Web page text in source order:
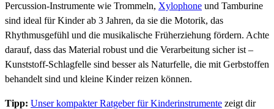
Percussion-Instrumente wie Trommeln, Xylophone und Tamburine
sind ideal für Kinder ab 3 Jahren, da sie die Motorik, das
Rhythmusgefühl und die musikalische Früherziehung fördern. Achte
darauf, dass das Material robust und die Verarbeitung sicher ist –
Kunststoff-Schlagfelle sind besser als Naturfelle, die mit Gerbstoffen
behandelt sind und kleine Kinder reizen können.
Tipp: Unser kompakter Ratgeber für Kinderinstrumente zeigt dir